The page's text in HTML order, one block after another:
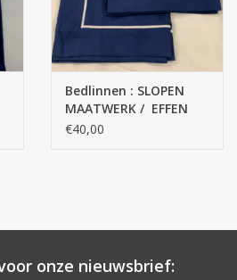
Bedlinnen : SLOPEN
MAATWERK / EFFEN
KLEUREN TOP
€40,00
onze nieuwsbrief: